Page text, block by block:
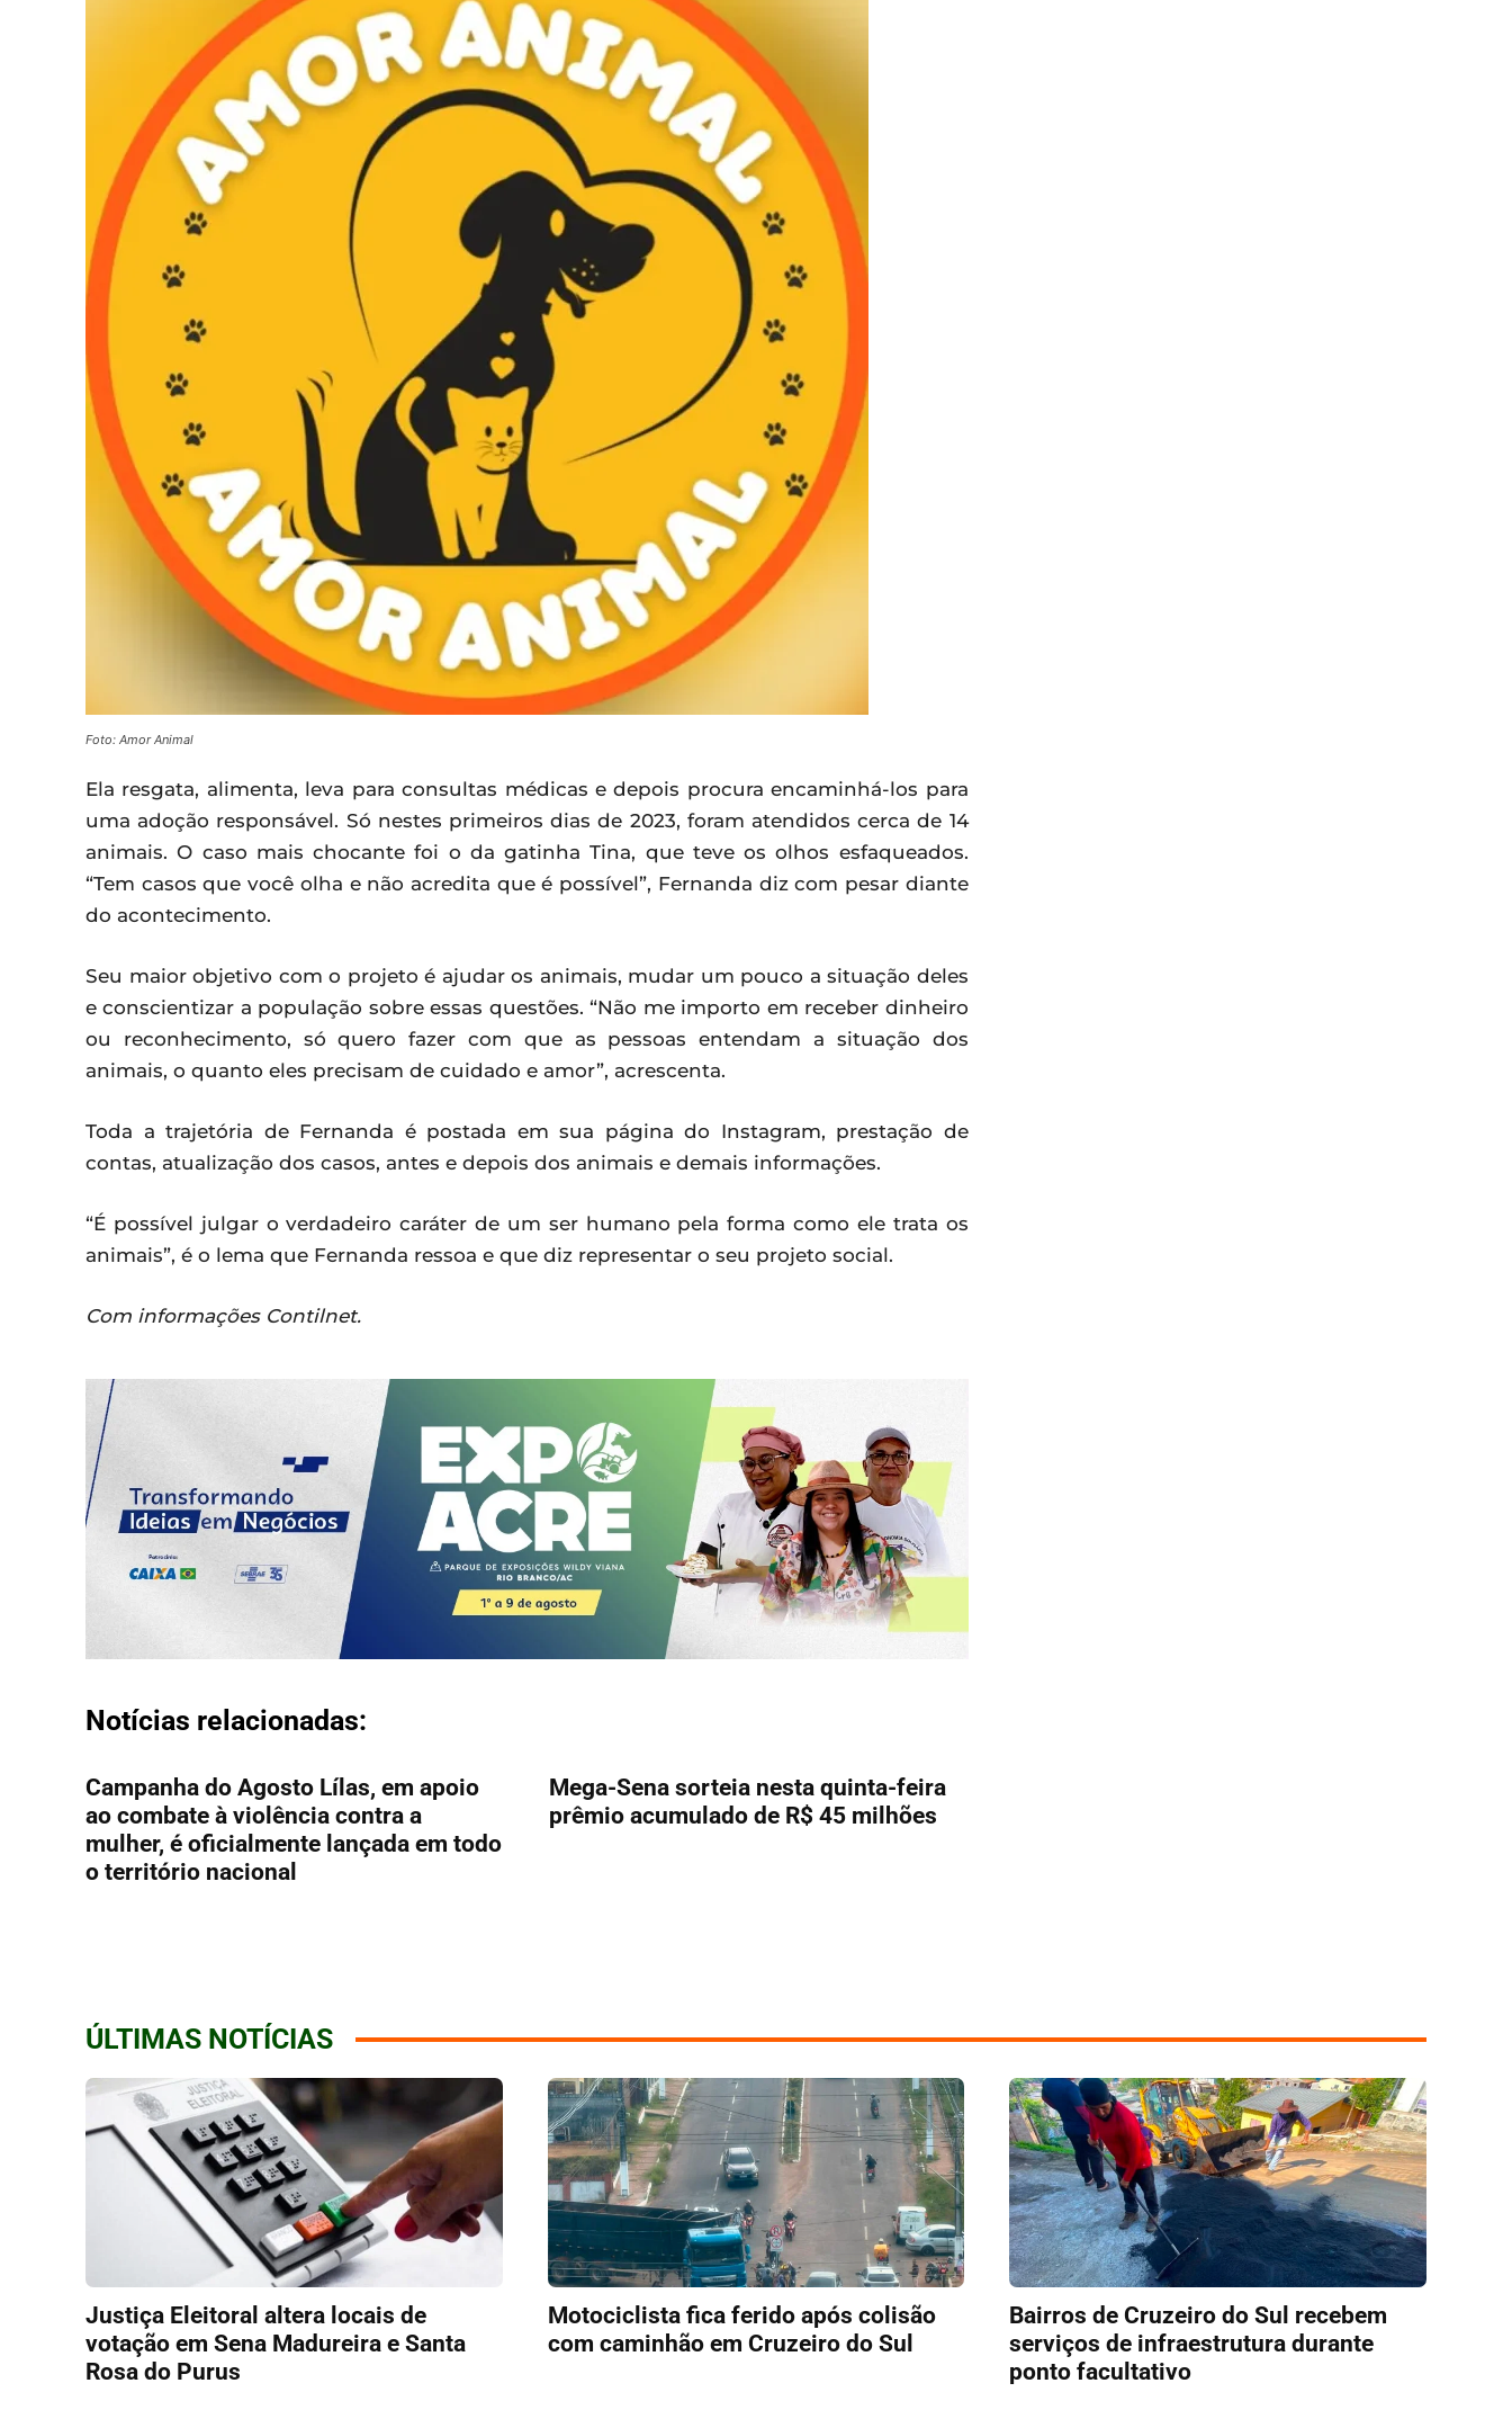
Foto: Amor Animal
Ela resgata, alimenta, leva para consultas médicas e depois procura encaminhá-los para
uma adoção responsável. Só nestes primeiros dias de 2023, foram atendidos cerca de 14
animais. O caso mais chocante foi o da gatinha Tina, que teve os olhos esfaqueados.
“Tem casos que você olha e não acredita que é possível”, Fernanda diz com pesar diante
do acontecimento.
Seu maior objetivo com o projeto é ajudar os animais, mudar um pouco a situação deles
e conscientizar a população sobre essas questões. “Não me importo em receber dinheiro
ou reconhecimento, só quero fazer com que as pessoas entendam a situação dos
animais, o quanto eles precisam de cuidado e amor”, acrescenta.
Toda a trajetória de Fernanda é postada em sua página do Instagram, prestação de
contas, atualização dos casos, antes e depois dos animais e demais informações.
“É possível julgar o verdadeiro caráter de um ser humano pela forma como ele trata os
animais”, é o lema que Fernanda ressoa e que diz representar o seu projeto social.
Com informações Contilnet.
Notícias relacionadas:
Campanha do Agosto Lílas, em apoio
ao combate à violência contra a
mulher, é oficialmente lançada em todo
o território nacional
Mega-Sena sorteia nesta quinta-feira
prêmio acumulado de R$ 45 milhões
ÚLTIMAS NOTÍCIAS
Justiça Eleitoral altera locais de
votação em Sena Madureira e Santa
Rosa do Purus
Motociclista fica ferido após colisão
com caminhão em Cruzeiro do Sul
Bairros de Cruzeiro do Sul recebem
serviços de infraestrutura durante
ponto facultativo